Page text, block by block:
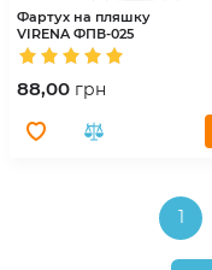
Фартух на пляшку
VIRENA ФПВ-025
88,00 грн
1